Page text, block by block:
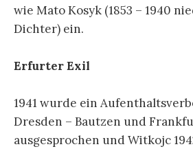
wie Mato Kosyk (1853 – 1940
Dichter) ein.
Erfurter Exil
1941 wurde ein
Dresden – Bautzen und
ausgesprochen und Witkojc